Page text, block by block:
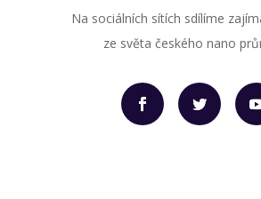
Na sociálních sítích sdílíme
ze světa českého nano